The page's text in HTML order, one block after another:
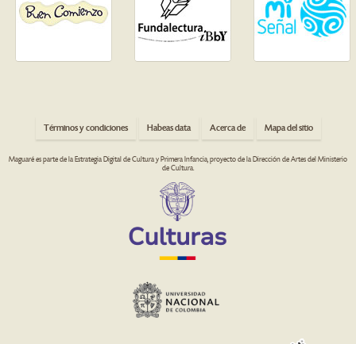
Términos y condiciones Habeas data Acerca de Mapa del sitio
Maguaré es parte de la Estrategia Digital de Cultura y Primera Infancia, proyecto de la Dirección de Artes del Ministerio
de Cultura.